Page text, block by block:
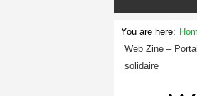
You are here:
Web Zine –
solidaire